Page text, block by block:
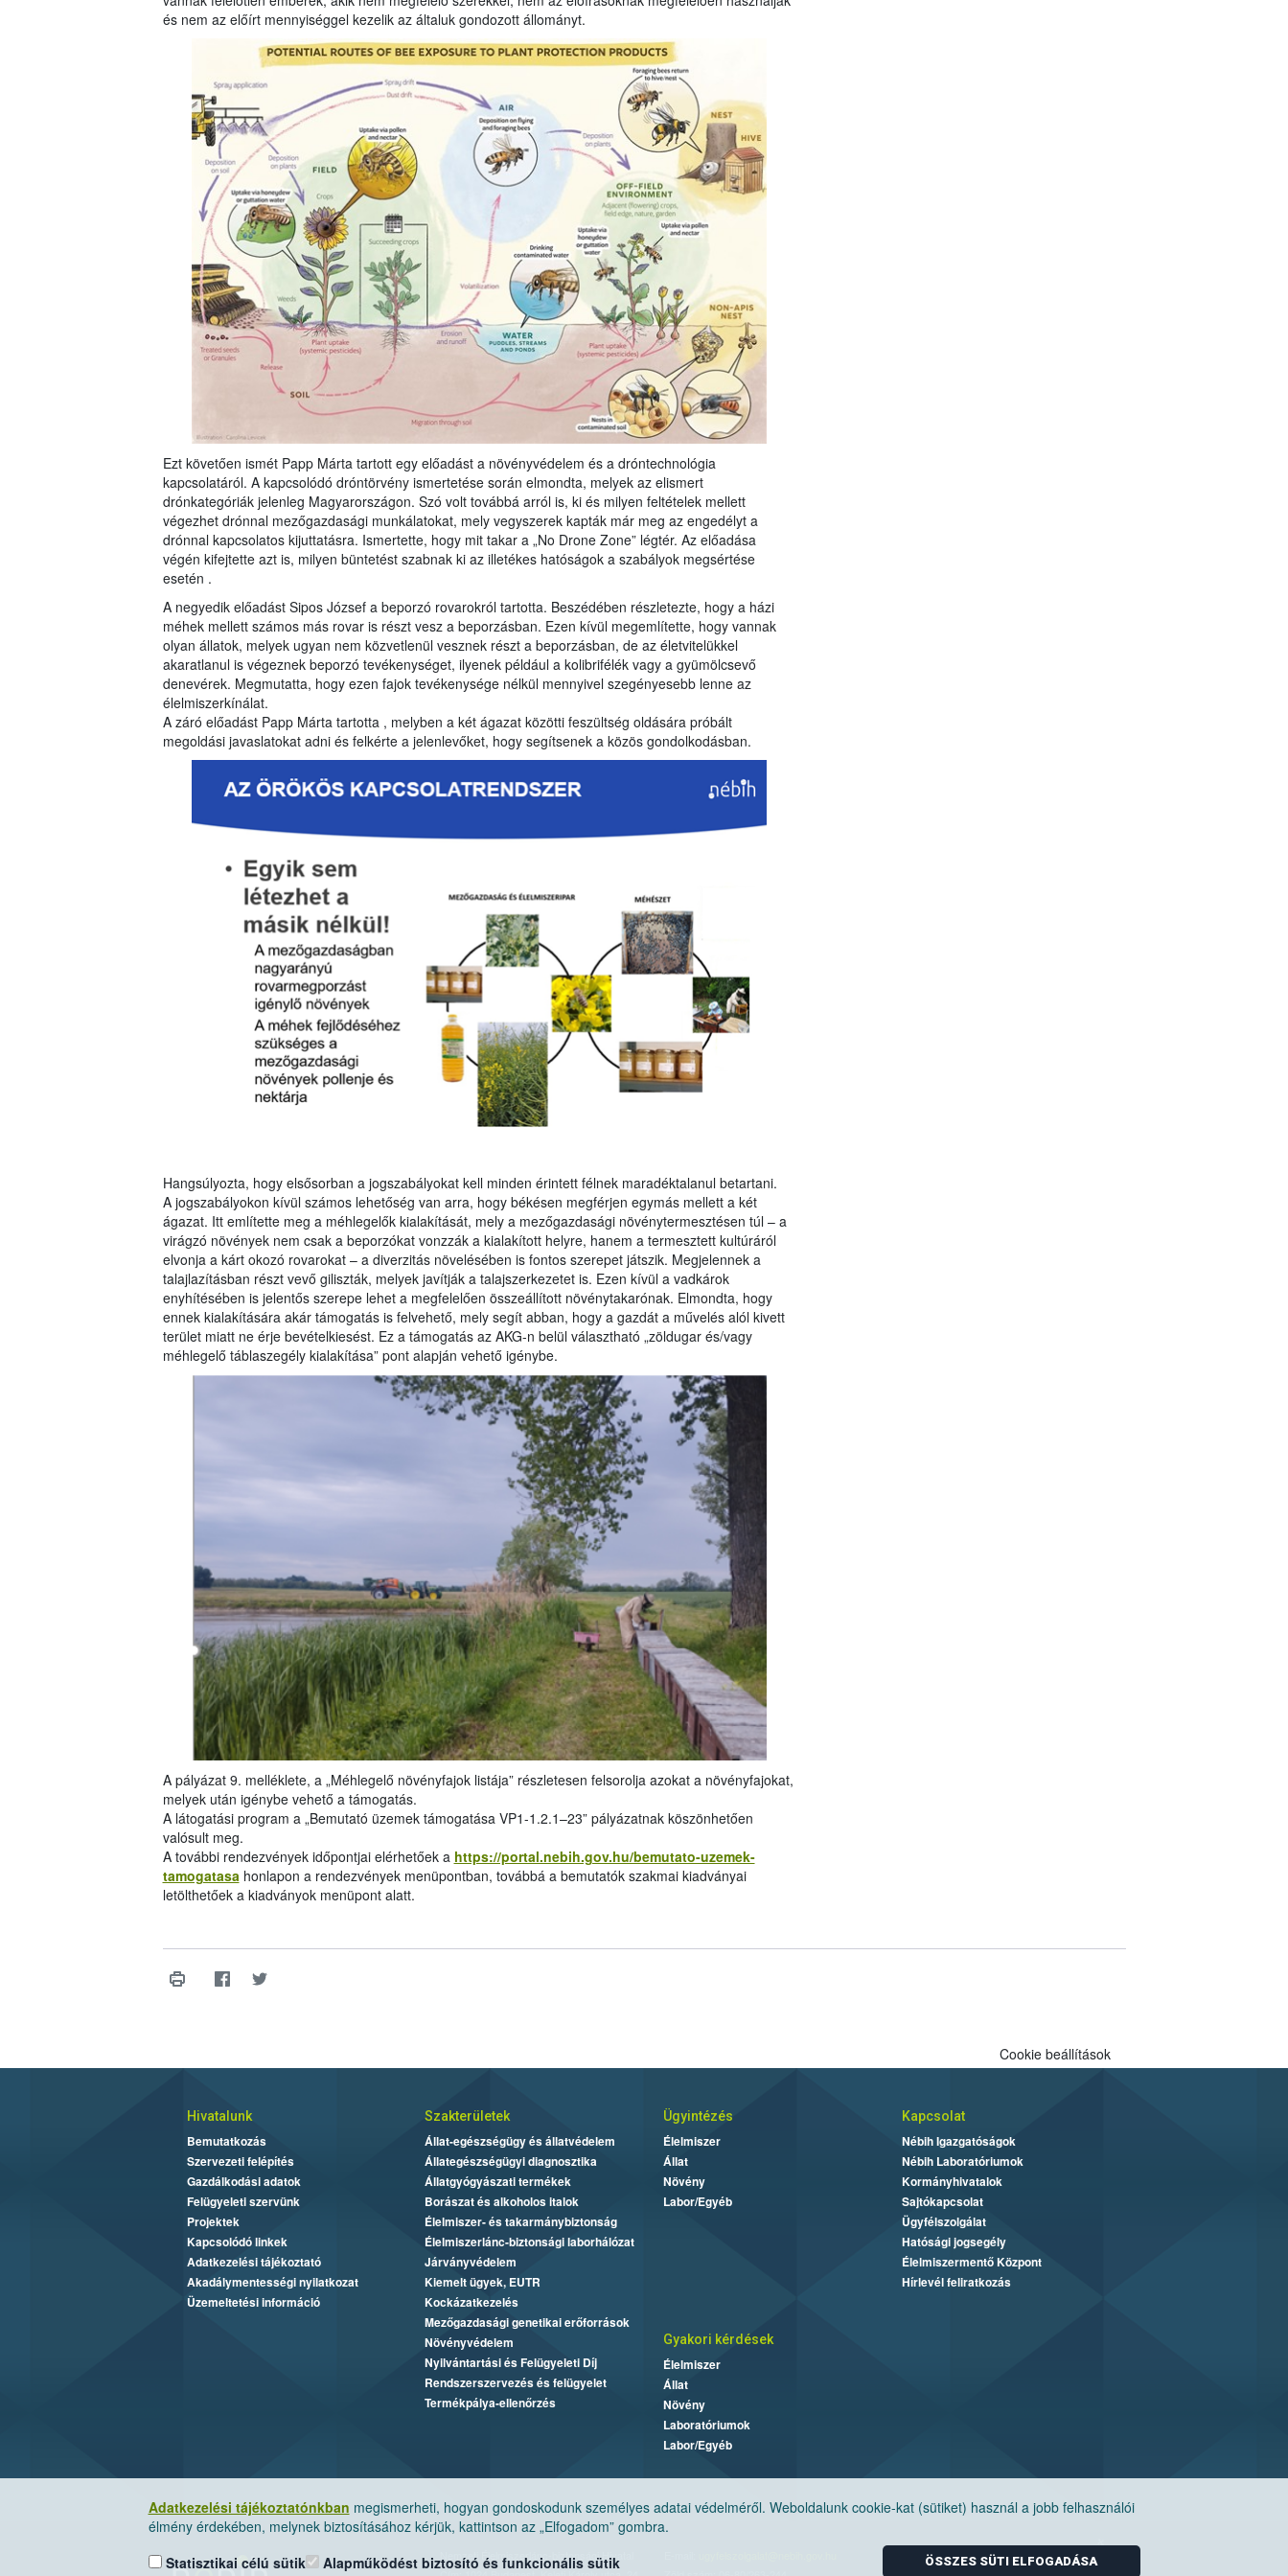
és nem az előírt mennyiséggel kezelik az általuk gondozott állományt.
Ezt követően ismét Papp Márta tartott egy előadást a növényvédelem és a dróntechnológia
kapcsolatáról. A kapcsolódó dróntörvény ismertetése során elmondta, melyek az elismert
drónkategóriák jelenleg Magyarországon. Szó volt továbbá arról is, ki és milyen feltételek mellett
végezhet drónnal mezőgazdasági munkálatokat, mely vegyszerek kapták már meg az engedélyt a
drónnal kapcsolatos kijuttatásra. Ismertette, hogy mit takar a „No Drone Zone” légtér. Az előadása
végén kifejtette azt is, milyen büntetést szabnak ki az illetékes hatóságok a szabályok megsértése
esetén .
A negyedik előadást Sipos József a beporzó rovarokról tartotta. Beszédében részletezte, hogy a házi
méhek mellett számos más rovar is részt vesz a beporzásban. Ezen kívül megemlítette, hogy vannak
olyan állatok, melyek ugyan nem közvetlenül vesznek részt a beporzásban, de az életvitelükkel
akaratlanul is végeznek beporzó tevékenységet, ilyenek például a kolibrifélék vagy a gyümölcsevő
denevérek. Megmutatta, hogy ezen fajok tevékenysége nélkül mennyivel szegényesebb lenne az
élelmiszerkínálat.
A záró előadást Papp Márta tartotta , melyben a két ágazat közötti feszültség oldására próbált
megoldási javaslatokat adni és felkérte a jelenlevőket, hogy segítsenek a közös gondolkodásban.
Hangsúlyozta, hogy elsősorban a jogszabályokat kell minden érintett félnek maradéktalanul betartani.
A jogszabályokon kívül számos lehetőség van arra, hogy békésen megférjen egymás mellett a két
ágazat. Itt említette meg a méhlegelők kialakítását, mely a mezőgazdasági növénytermesztésen túl – a
virágzó növények nem csak a beporzókat vonzzák a kialakított helyre, hanem a termesztett kultúráról
elvonja a kárt okozó rovarokat – a diverzitás növelésében is fontos szerepet játszik. Megjelennek a
talajlazításban részt vevő giliszták, melyek javítják a talajszerkezetet is. Ezen kívül a vadkárok
enyhítésében is jelentős szerepe lehet a megfelelően összeállított növénytakarónak. Elmondta, hogy
ennek kialakítására akár támogatás is felvehető, mely segít abban, hogy a gazdát a művelés alól kivett
terület miatt ne érje bevételkiesést. Ez a támogatás az AKG-n belül választható „zöldugar és/vagy
méhlegelő táblaszegély kialakítása” pont alapján vehető igénybe.
A pályázat 9. melléklete, a „Méhlegelő növényfajok listája” részletesen felsorolja azokat a növényfajokat,
melyek után igénybe vehető a támogatás.
A látogatási program a „Bemutató üzemek támogatása VP1-1.2.1–23” pályázatnak köszönhetően
valósult meg.
A további rendezvények időpontjai elérhetőek a https://portal.nebih.gov.hu/bemutato-uzemek-
tamogatasahonlapon a rendezvények menüpontban, továbbá a bemutatók szakmai kiadványai
letölthetőek a kiadványok menüpont alatt.
Adatkezelési tájékoztatónkban megismerheti, hogyan gondoskodunk személyes adatai védelméről. Weboldalunk cookie-kat (sütiket) használ a jobb felhasználói
élmény érdekében, melynek biztosításához kérjük, kattintson az „Elfogadom” gombra.
Statisztikai célú sütik
Alapműködést biztosító és funkcionális sütik ÖSSZES SÜTI ELFOGADÁSA
Cookie beállítások
Hivatalunk
Bemutatkozás
Szervezeti felépítés
Gazdálkodási adatok
Felügyeleti szervünk
Projektek
Kapcsolódó linkek
Adatkezelési tájékoztató
Akadálymentességi nyilatkozat
Üzemeltetési információ
Szakterületek
Állat-egészségügy és állatvédelem
Állategészségügyi diagnosztika
Állatgyógyászati termékek
Borászat és alkoholos italok
Élelmiszer- és takarmánybiztonság
Élelmiszerlánc-biztonsági laborhálózat
Járványvédelem
Kiemelt ügyek, EUTR
Kockázatkezelés
Mezőgazdasági genetikai erőforrások
Növényvédelem
Nyilvántartási és Felügyeleti Díj
Rendszerszervezés és felügyelet
Termékpálya-ellenőrzés
Ügyintézés
Élelmiszer
Állat
Növény
Labor/Egyéb
Kapcsolat
Nébih Igazgatóságok
Nébih Laboratóriumok
Kormányhivatalok
Sajtókapcsolat
Ügyfélszolgálat
Hatósági jogsegély
Élelmiszermentő Központ
Hírlevél feliratkozás
Gyakori kérdések
Élelmiszer
Állat
Növény
Laboratóriumok
Labor/Egyéb
Nemzeti Élelmiszerlánc-biztonsági Hivatal